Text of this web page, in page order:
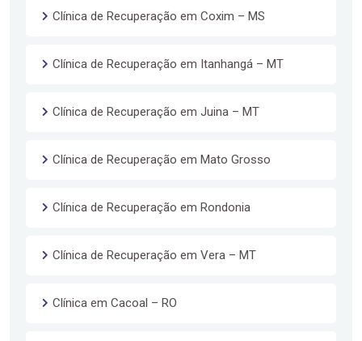
Clínica de Recuperação em Coxim – MS
Clínica de Recuperação em Itanhangá – MT
Clínica de Recuperação em Juina – MT
Clínica de Recuperação em Mato Grosso
Clínica de Recuperação em Rondonia
Clínica de Recuperação em Vera – MT
Clínica em Cacoal – RO